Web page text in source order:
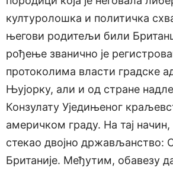
културолошка и политичка
његови родитељи били
рођење званично је
протоколима власти градске
Њујорку, али и од стране
Конзулату Уједињеног
америчком граду. На тај
стекао двојно држављанство:
Британије. Међутим, обавезу